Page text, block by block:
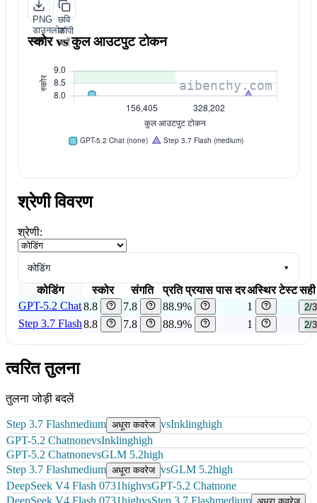
PNG
डाउनलोड
करें
छवि
कॉपी
करें
स्कोर vs कुल आउटपुट टोकन
श्रेणी विवरण
श्रेणी:
कोडिंग ▾
कोडिंग स्कोर संगति प्रति प्रयास पास दरअस्थिर टेस्टसही
GPT-5.2 Chat8.8 7.8 88.9% 1 2/3
Step 3.7 Flash8.8 7.8 88.9% 1 2/3
त्वरित तुलना
तुलना जोड़ी बदलें
Step 3.7 Flashmedium अधूरा कवरेज vsInklinghigh
GPT-5.2 ChatnonevsInklinghigh
GPT-5.2 ChatnonevsGLM 5.2high
Step 3.7 Flashmedium अधूरा कवरेज vsGLM 5.2high
DeepSeek V4 Flash 0731highvsGPT-5.2 Chatnone
DeepSeek V4 Flash 0731highvsStep 3.7 Flashmedium